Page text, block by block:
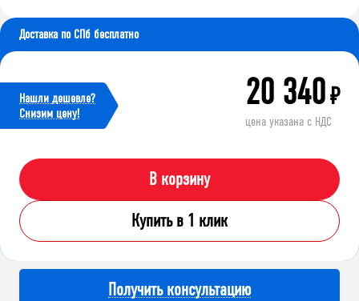
Доставка по СПб бесплатно
Нашли дешевле?
Cнизим цену!
20 340₽
цена указана с НДС
В корзину
Купить в 1 клик
Получить консультацию